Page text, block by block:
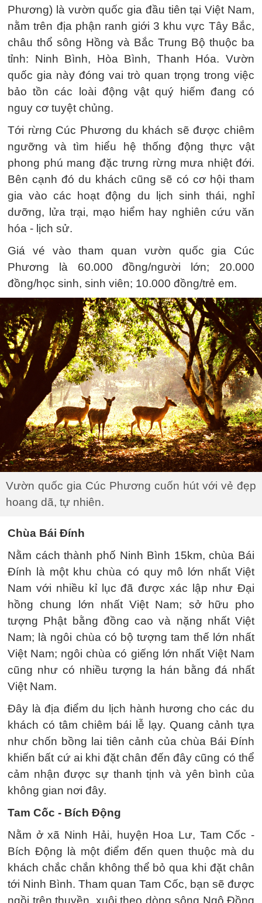
Phương) là vườn quốc gia đầu tiên tại Việt Nam,
nằm trên địa phận ranh giới 3 khu vực Tây Bắc,
châu thổ sông Hồng và Bắc Trung Bộ thuộc ba
tỉnh: Ninh Bình, Hòa Bình, Thanh Hóa. Vườn
quốc gia này đóng vai trò quan trọng trong việc
bảo tồn các loài động vật quý hiếm đang có
nguy cơ tuyệt chủng.
Tới rừng Cúc Phương du khách sẽ được chiêm
ngưỡng và tìm hiểu hệ thống động thực vật
phong phú mang đặc trưng rừng mưa nhiệt đới.
Bên cạnh đó du khách cũng sẽ có cơ hội tham
gia vào các hoạt động du lịch sinh thái, nghỉ
dưỡng, lửa trại, mạo hiểm hay nghiên cứu văn
hóa - lịch sử.
Giá vé vào tham quan vườn quốc gia Cúc
Phương là 60.000 đồng/người lớn; 20.000
đồng/học sinh, sinh viên; 10.000 đồng/trẻ em.
Vườn quốc gia Cúc Phương cuốn hút với vẻ đẹp
hoang dã, tự nhiên.
Chùa Bái Đính
Nằm cách thành phố Ninh Bình 15km, chùa Bái
Đính là một khu chùa có quy mô lớn nhất Việt
Nam với nhiều kỉ lục đã được xác lập như Đại
hồng chung lớn nhất Việt Nam; sở hữu pho
tượng Phật bằng đồng cao và nặng nhất Việt
Nam; là ngôi chùa có bộ tượng tam thế lớn nhất
Việt Nam; ngôi chùa có giếng lớn nhất Việt Nam
cũng như có nhiều tượng la hán bằng đá nhất
Việt Nam.
Đây là địa điểm du lịch hành hương cho các du
khách có tâm chiêm bái lễ lạy. Quang cảnh tựa
như chốn bồng lai tiên cảnh của chùa Bái Đính
khiến bất cứ ai khi đặt chân đến đây cũng có thể
cảm nhận được sự thanh tịnh và yên bình của
không gian nơi đây.
Tam Cốc - Bích Động
Nằm ở xã Ninh Hải, huyện Hoa Lư, Tam Cốc -
Bích Động là một điểm đến quen thuộc mà du
khách chắc chắn không thể bỏ qua khi đặt chân
tới Ninh Bình. Tham quan Tam Cốc, bạn sẽ được
ngồi trên thuyền, xuôi theo dòng sông Ngô Đồng